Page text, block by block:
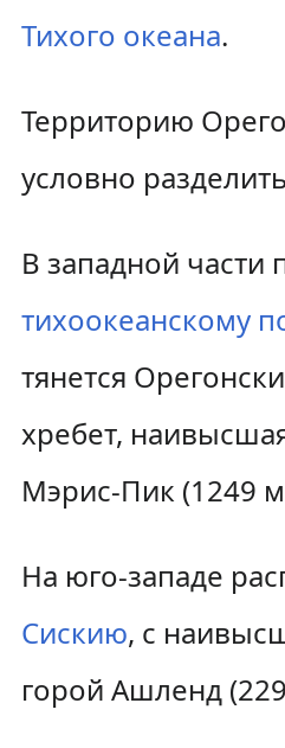
Тихого океана.
Территорию
условно
В западной части
тихоокеанскому
тянется
хребет,
Мэрис-Пик (1249
На юго-западе
Сискию, с
горой Ашленд